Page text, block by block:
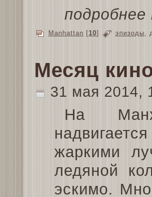
Manhattan [10] эпизоды,
Месяц
31 мая 2014,
На
жаркими
ледяной
эскимо.